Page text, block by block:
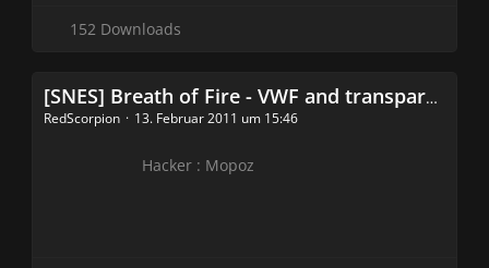
152 Downloads
[SNES] Breath of Fire - VWF and transparent Textbox (BoF Hack)
RedScorpion 13. Februar 2011 um 15:46
Hacker : Mopoz